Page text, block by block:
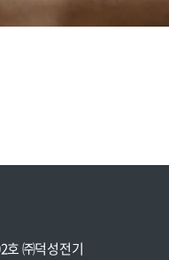
호 ㈜덕성전기